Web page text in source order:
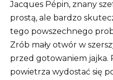
Jacques Pépin, znany
prostą, ale bardzo
tego powszechnego
Zrób mały otwór w
przed gotowaniem jajka.
powietrza wydostać się